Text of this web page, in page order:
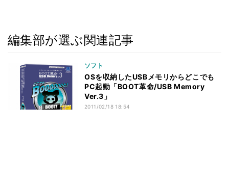
編集部が選ぶ関連記事
ソフト
OSを収納したUSBメモリからどこでも
PC起動「BOOT革命/USB Memory
Ver.3」
2011/02/18 18:54